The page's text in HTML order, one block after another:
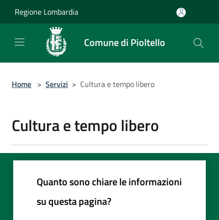
Regione Lombardia
Comune di Pioltello
Home > Servizi > Cultura e tempo libero
Cultura e tempo libero
Quanto sono chiare le informazioni
su questa pagina?